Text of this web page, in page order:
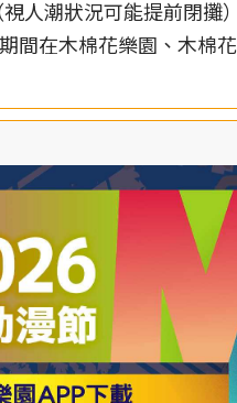
人潮狀況可能提前閉攤）
間在木棉花樂園、木棉花